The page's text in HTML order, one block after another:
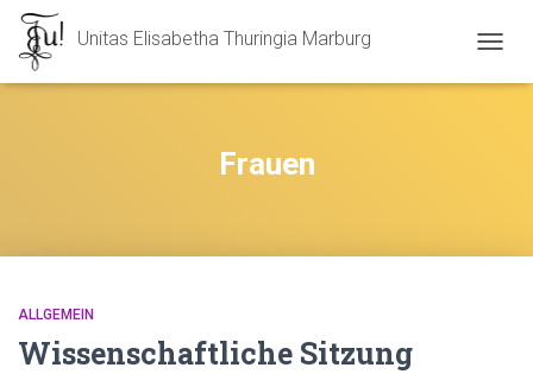
Unitas Elisabetha Thuringia Marburg
Frauen
ALLGEMEIN
Wissenschaftliche Sitzung